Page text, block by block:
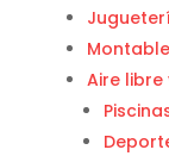
Aire